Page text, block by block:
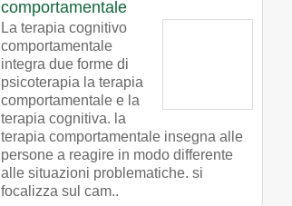
comportamentale
La terapia cognitivo
comportamentale
integra due forme di
psicoterapia la terapia
comportamentale e la
terapia cognitiva. la
terapia comportamentale insegna alle
persone a reagire in modo differente
alle situazioni problematiche. si
focalizza sul cam..